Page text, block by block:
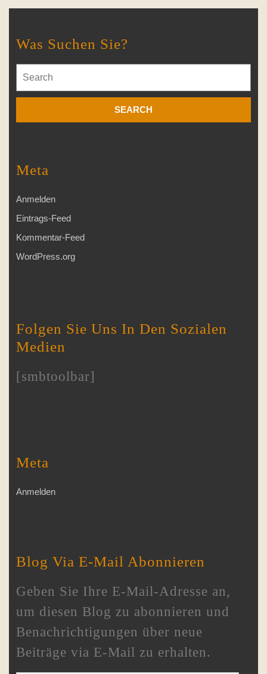
Was Suchen Sie?
for:
Meta
Anmelden
Eintrags-Feed
Kommentar-Feed
WordPress.org
Folgen Sie Uns In Den Sozialen
Medien
[smbtoolbar]
Meta
Anmelden
Blog Via E-Mail Abonnieren
Geben Sie Ihre E-Mail-Adresse an,
um diesen Blog zu abonnieren und
Benachrichtigungen über neue
Beiträge via E-Mail zu erhalten.